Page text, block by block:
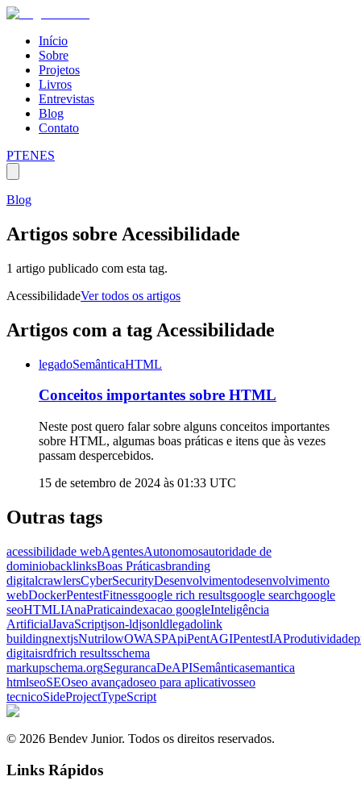
Início
Sobre
Projetos
Livros
Entrevistas
Blog
Contato
PTENES
Blog
Artigos sobre Acessibilidade
1 artigo publicado com esta tag.
AcessibilidadeVer todos os artigos
Artigos com a tag Acessibilidade
legadoSemânticaHTML
Conceitos importantes sobre HTML
Neste post quero falar sobre alguns conceitos importantes
sobre HTML, algumas boas práticas e itens que às vezes
passam despercebidos.
15 de setembro de 2024 às 01:33 UTC
Outras tags
acessibilidade webAgentesAutonomosautoridade de
dominiobacklinksBoas Práticasbranding
digitalcrawlersCyberSecurityDesenvolvimentodesenvolvimento
webDockerPentestFitnessgoogle rich resultsgoogle searchgoogle
seoHTMLIAnaPraticaindexacao googleInteligência
ArtificialJavaScriptjson-ldjsonldlegadolink
buildingnextjsNutrilowOWASPApiPentAGIPentestIAProdutividade
digitaisrdfrich resultsschema
markupschema.orgSegurancaDeAPISemânticasemantica
htmlseoSEOseo avançadoseo para aplicativosseo
tecnicoSideProjectTypeScript
© 2026 Bendev Junior. Todos os direitos reservados.
Links Rápidos